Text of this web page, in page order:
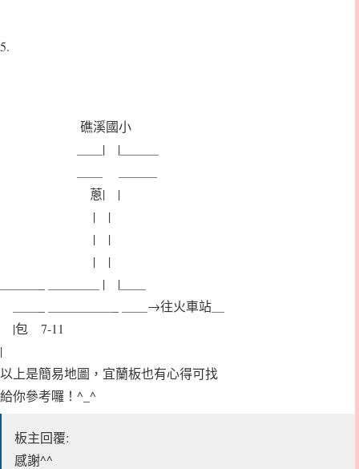
5.
礁溪國小
＿＿| |＿＿＿
蔥| |
| |
| |
| |
＿＿＿_ ＿＿＿＿ | |＿＿
＿＿_ ＿＿＿＿＿_ ＿＿→往火車站＿
|包 7-11
|
以上是簡易地圖，宜蘭板也有心得可找
給你參考囉！^_^
板主回覆:
感謝^^